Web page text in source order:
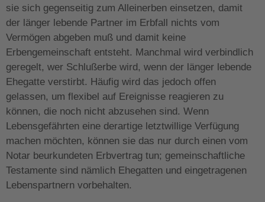
sie sich gegenseitig zum Alleinerben einsetzen, damit
der länger lebende Partner im Erbfall nichts vom
Vermögen abgeben muß und damit keine
Erbengemeinschaft entsteht. Manchmal wird verbindlich
geregelt, wer Schlußerbe wird, wenn der länger lebende
Ehegatte verstirbt. Häufig wird das jedoch offen
gelassen, um flexibel auf Ereignisse reagieren zu
können, die noch nicht abzusehen sind. Wenn
Lebensgefährten eine derartige letztwillige Verfügung
machen möchten, können sie das nur durch einen vom
Notar beurkundeten Erbvertrag tun; gemeinschaftliche
Testamente sind nämlich Ehegatten und eingetragenen
Lebenspartnern vorbehalten.